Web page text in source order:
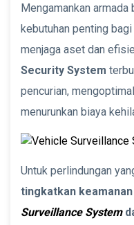
Mengamankan armada
kebutuhan penting
menjaga aset dan
Security System
pencurian,
menurunkan biaya
Untuk perlindungan
tingkatkan
Surveillance System